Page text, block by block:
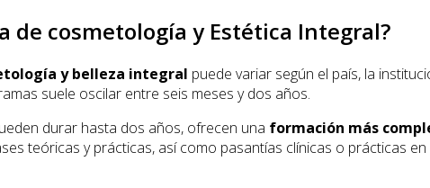
de cosmetología y Estética Integral?
y belleza integral puede variar según el país, la
suele oscilar entre seis meses y dos años.
durar hasta dos años, ofrecen una formación más
teóricas y prácticas, así como pasantías clínicas o prácticas